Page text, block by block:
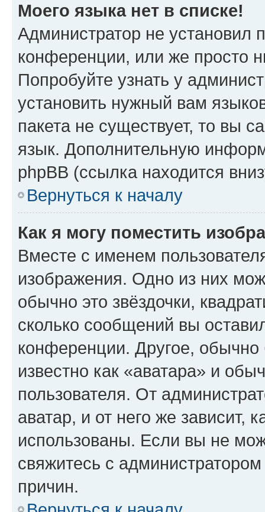
Моего языка нет в списке!
Администратор не установил
конференции, или же просто
Попробуйте узнать у
установить нужный вам
пакета не существует, то вы
язык. Дополнительную
phpBB (ссылка находится
Вернуться к началу
Как я могу поместить
Вместе с именем
изображения. Одно из них
обычно это звёздочки,
сколько сообщений вы
конференции. Другое,
известно как «аватара» и
пользователя. От
аватар, и от него же зависит,
использованы. Если вы не
свяжитесь с
причин.